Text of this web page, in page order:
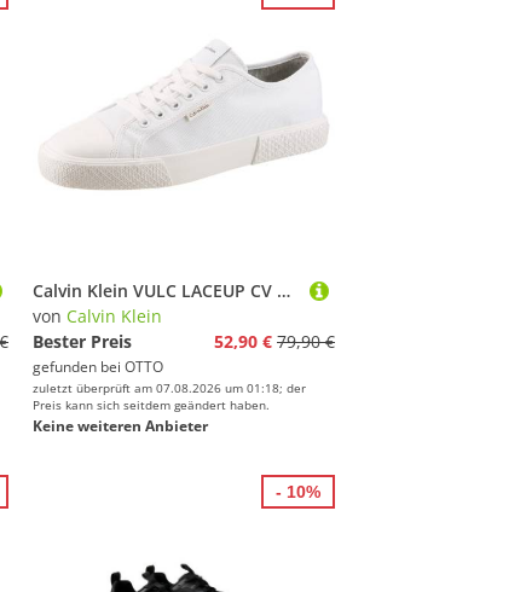
Calvin Klein VULC LACEUP CV Sneaker Freizeitschuh, Halbschuh, Schnürer mit CK-Emblem
von Calvin Klein
Bester Preis
52,90 € 79,90 €
gefunden bei OTTO
zuletzt überprüft am 07.08.2026 um 01:18; der
Preis kann sich seitdem geändert haben.
Keine weiteren Anbieter
- 10%